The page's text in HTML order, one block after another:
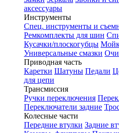
аксессуары
Инструменты
Спец. инструменты и
Ремкомплекты для шин
Кусачки/плоскогубцы
Универсальные смазки
Приводная часть
Каретки Шатуны Педали
для цепи
Трансмиссия
Ручки переключения
Переключатели задние
Колесные части
Передние втулки Задние